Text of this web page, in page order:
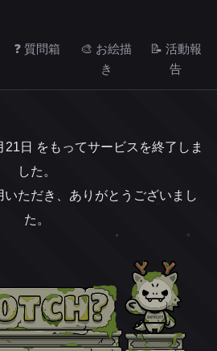
❓ 質問箱
🎨 お絵描
き
📝 活動報
告
日 をもってサービスを終了しま
した。
ただき、ありがとうございまし
た。